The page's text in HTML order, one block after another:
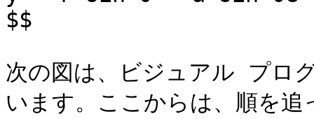
$$
次の図は、ビジュアル プロ
います。ここからは、順を